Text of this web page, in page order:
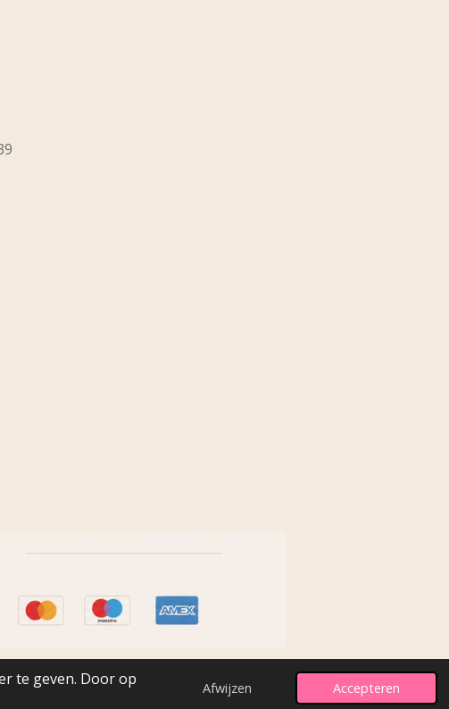
te geven. Door op
Afwijzen Accepteren